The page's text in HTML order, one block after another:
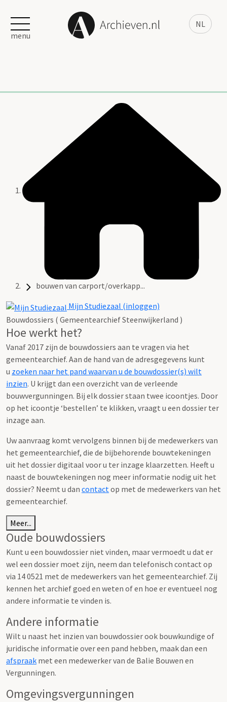
NL
menu
bouwen van carport/overkapp...
Mijn Studiezaal (inloggen)
Bouwdossiers ( Gemeentearchief Steenwijkerland )
Hoe werkt het?
Vanaf 2017 zijn de bouwdossiers aan te vragen via het
gemeentearchief. Aan de hand van de adresgegevens kunt
u zoeken naar het pand waarvan u de bouwdossier(s) wilt
inzien. U krijgt dan een overzicht van de verleende
bouwvergunningen. Bij elk dossier staan twee icoontjes. Door
op het icoontje ‘bestellen’ te klikken, vraagt u een dossier ter
inzage aan.
Uw aanvraag komt vervolgens binnen bij de medewerkers van
het gemeentearchief, die de bijbehorende bouwtekeningen
uit het dossier digitaal voor u ter inzage klaarzetten. Heeft u
naast de bouwtekeningen nog meer informatie nodig uit het
dossier? Neemt u dan contact op met de medewerkers van het
gemeentearchief.
Meer...
Oude bouwdossiers
Kunt u een bouwdossier niet vinden, maar vermoedt u dat er
wel een dossier moet zijn, neem dan telefonisch contact op
via 14 0521 met de medewerkers van het gemeentearchief. Zij
kennen het archief goed en weten of en hoe er eventueel nog
andere informatie te vinden is.
Andere informatie
Wilt u naast het inzien van bouwdossier ook bouwkundige of
juridische informatie over een pand hebben, maak dan een
afspraak met een medewerker van de Balie Bouwen en
Vergunningen.
Omgevingsvergunningen